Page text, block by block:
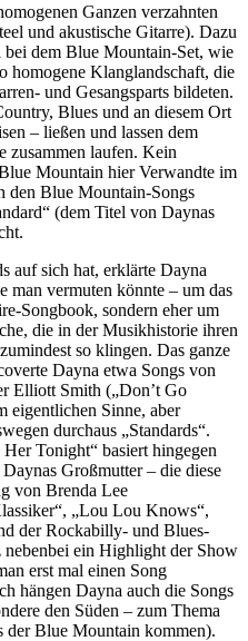
Ganzen verzahnten
und akustische Gitarre). Dazu
dem Blue Mountain-Set, wie
homogene Klanglandschaft, die
und Gesangsparts bildeten.
Blues und an diesem Ort
– ließen und lassen dem
zusammen laufen. Kein
Mountain hier Verwandte im
den Blue Mountain-Songs
(dem Titel von Daynas
auf sich hat, erklärte Dayna
man vermuten könnte – um das
Songbook, sondern eher um
die in der Musikhistorie ihren
so klingen. Das ganze
Dayna etwa Songs von
Elliott Smith („Don’t Go
eigentlichen Sinne, aber
durchaus „Standards“.
Tonight“ basiert hingegen
Großmutter – die diese
von Brenda Lee
„Lou Lou Knows“,
der Rockabilly- und Blues-
nebenbei ein Highlight der Show
erst mal einen Song
hängen Dayna auch die Songs
den Süden – zum Thema
der Blue Mountain kommen).